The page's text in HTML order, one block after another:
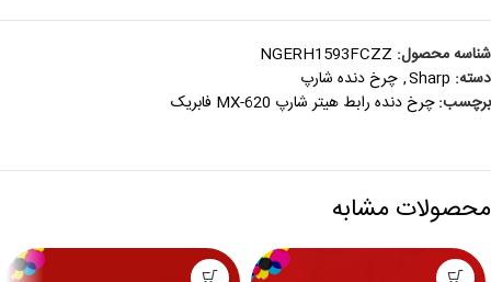
شناسه محصول: NGERH1593FCZZ
دسته: Sharp
, چرخ دنده شارپ
برچسب: چرخ دنده رابط هیتر شارپ MX-620 فابریک
محصولات مشابه